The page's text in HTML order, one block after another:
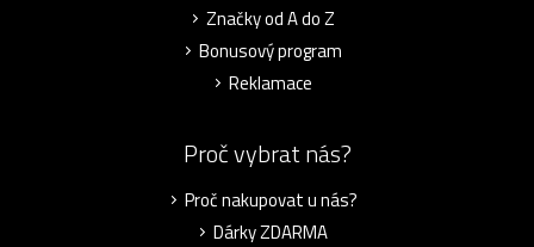
Značky od A do Z
Bonusový program
Reklamace
Proč vybrat nás?
Proč nakupovat u nás?
Dárky ZDARMA